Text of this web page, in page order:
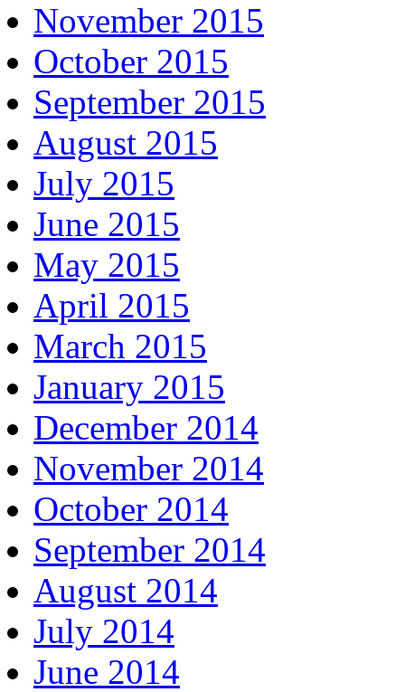
November 2015
October 2015
September 2015
August 2015
July 2015
June 2015
May 2015
April 2015
March 2015
January 2015
December 2014
November 2014
October 2014
September 2014
August 2014
July 2014
June 2014